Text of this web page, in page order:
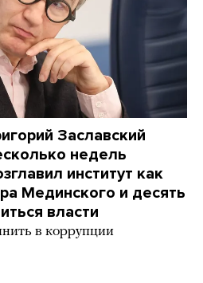
Заславский
недель
институт как
Мединского и десять
власти
в коррупции